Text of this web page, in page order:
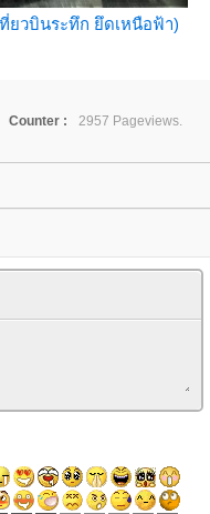
ยวบินระทึก ยึดเหนือฟ้า)
Counter :
2957 Pageviews.